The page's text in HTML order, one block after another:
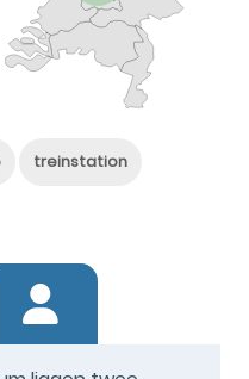
treinstation